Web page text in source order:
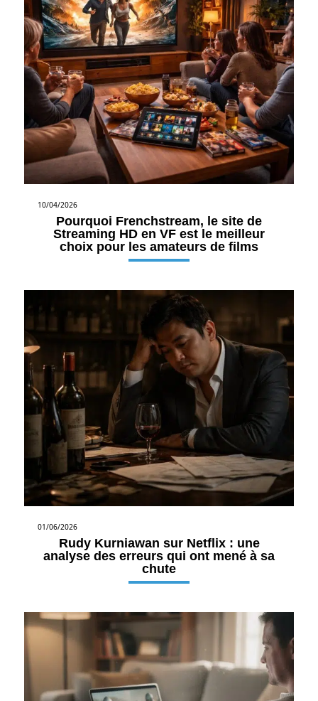
10/04/2026
Pourquoi Frenchstream, le site de
Streaming HD en VF est le meilleur
choix pour les amateurs de films
01/06/2026
Rudy Kurniawan sur Netflix : une
analyse des erreurs qui ont mené à sa
chute